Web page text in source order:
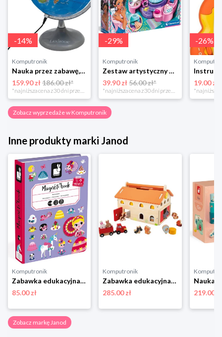
-14%
Komputronik
Nauka przez zabawę,zabawka edukacyjna,zabawka interaktywna Lexibook Globus Świecący Dzienny i Nocny PL LEXIBOOK
159.90 zł186.00 zł*
*najniższa cena z 30 dni przed obniżką
-29%
Komputronik
Zestaw artystyczny Clementoni Crazy chic Odjazdowe paznokcie 78771
39.90 zł 56.00 zł*
*najniższa cena z 30 dni przed obniżką
-26%
19.00 zł
Zobacz wyprzedaże w Komputronik
Inne produkty marki Janod
Komputronik
Zabawka edukacyjna,zabawki magnetyczne Janod Magnetibook Księżniczki
85.00 zł
Komputronik
Zabawka edukacyjna,zestaw do odgrywania ról Janod Farma Drewniana J03318
285.00 zł
219.00 zł
Zobacz markę Janod